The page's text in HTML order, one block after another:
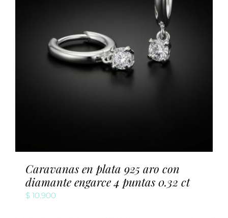
Caravanas en plata 925 aro con
diamante engarce 4 puntas 0.32 ct
$ 10.900